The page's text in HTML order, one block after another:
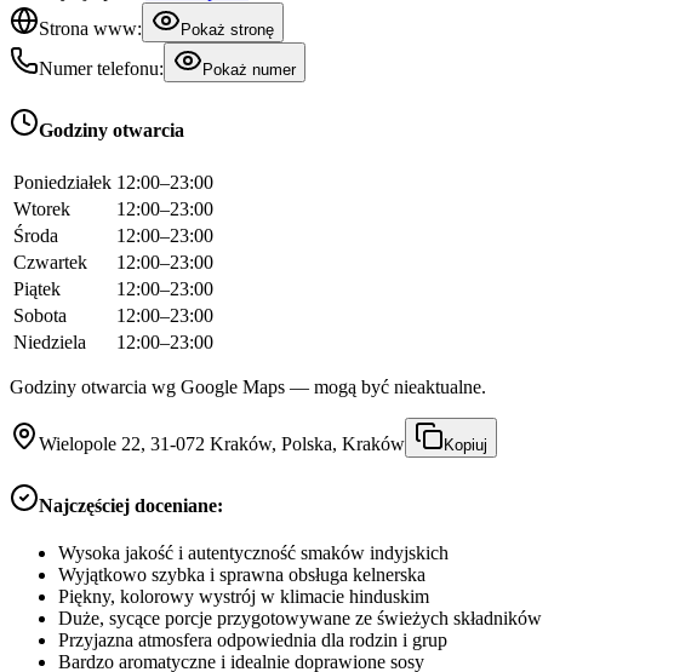
Strona www:
Pokaż stronę
Numer telefonu: Pokaż numer
Godziny otwarcia
Poniedziałek 12:00–23:00
Wtorek
12:00–23:00
Środa
12:00–23:00
Czwartek
12:00–23:00
Piątek
12:00–23:00
Sobota
12:00–23:00
Niedziela
12:00–23:00
Godziny otwarcia wg Google Maps — mogą być nieaktualne.
Wielopole 22, 31-072 Kraków, Polska, Kraków Kopiuj
Najczęściej doceniane:
Wysoka jakość i autentyczność smaków indyjskich
Wyjątkowo szybka i sprawna obsługa kelnerska
Piękny, kolorowy wystrój w klimacie hinduskim
Duże, sycące porcje przygotowywane ze świeżych składników
Przyjazna atmosfera odpowiednia dla rodzin i grup
Bardzo aromatyczne i idealnie doprawione sosy